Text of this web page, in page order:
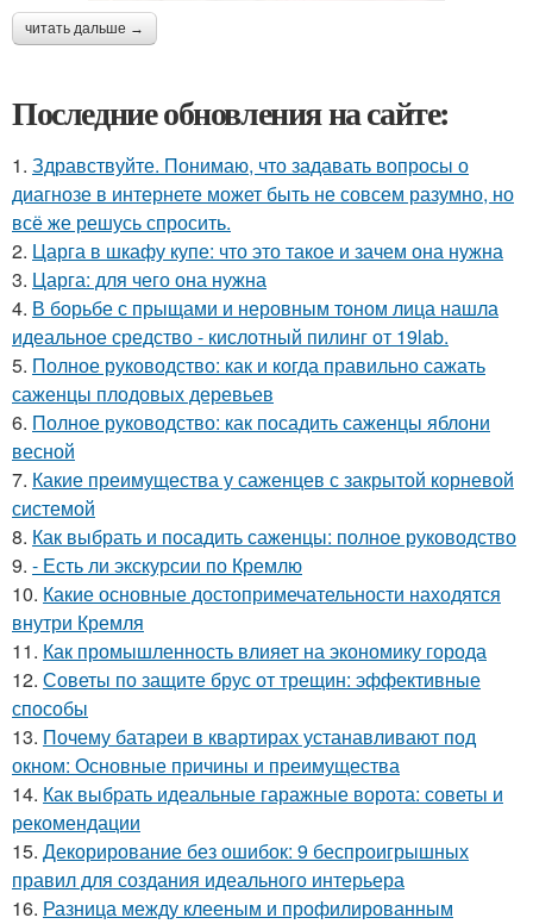
читать дальше →
Последние обновления на сайте:
1. Здравствуйте. Понимаю, что задавать вопросы о
диагнозе в интернете может быть не совсем разумно, но
всё же решусь спросить.
2. Царга в шкафу купе: что это такое и зачем она нужна
3. Царга: для чего она нужна
4. В борьбе с прыщами и неровным тоном лица нашла
идеальное средство - кислотный пилинг от 19lab.
5. Полное руководство: как и когда правильно сажать
саженцы плодовых деревьев
6. Полное руководство: как посадить саженцы яблони
весной
7. Какие преимущества у саженцев с закрытой корневой
системой
8. Как выбрать и посадить саженцы: полное руководство
9. - Есть ли экскурсии по Кремлю
10. Какие основные достопримечательности находятся
внутри Кремля
11. Как промышленность влияет на экономику города
12. Советы по защите брус от трещин: эффективные
способы
13. Почему батареи в квартирах устанавливают под
окном: Основные причины и преимущества
14. Как выбрать идеальные гаражные ворота: советы и
рекомендации
15. Декорирование без ошибок: 9 беспроигрышных
правил для создания идеального интерьера
16. Разница между клееным и профилированным